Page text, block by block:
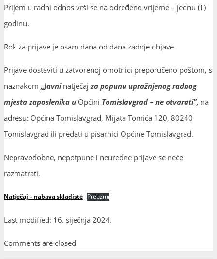
Prijem u radni odnos vrši se na određeno vrijeme – jednu (1)
godinu.
Rok za prijave je osam dana od dana zadnje objave.
Prijave dostaviti u zatvorenoj omotnici preporučeno poštom, s
naznakom „Javni natječaj za popunu upražnjenog radnog
mjesta zaposlenika u Općini Tomislavgrad– ne otvarati”, na
adresu: Općina Tomislavgrad, Mijata Tomića 120, 80240
Tomislavgrad ili predati u pisarnici Općine Tomislavgrad.
Nepravodobne, nepotpune i neuredne prijave se neće
razmatrati.
Natječaj – nabava skladiste Preuzmi
Last modified: 16. siječnja 2024.
Comments are closed.